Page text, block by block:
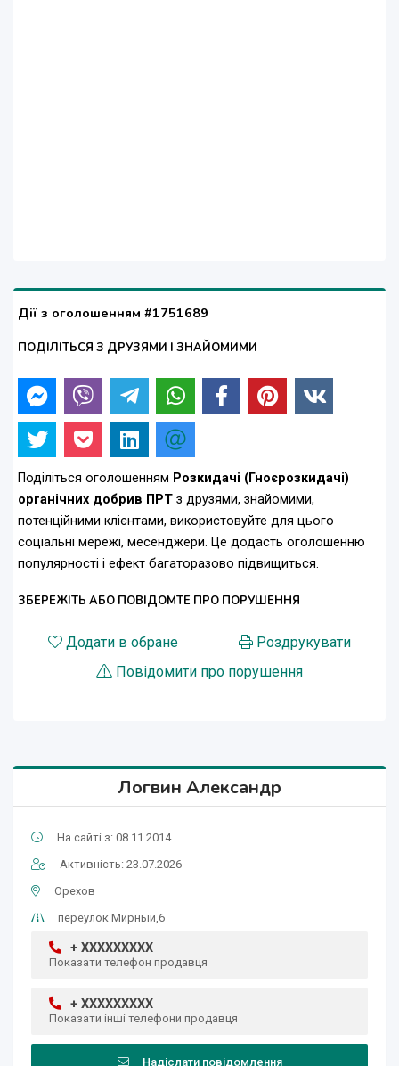
Дії з оголошенням #1751689
ПОДІЛІТЬСЯ З ДРУЗЯМИ І ЗНАЙОМИМИ
Поділіться оголошенням Розкидачі (Гноєрозкидачі)
органічних добрив ПРТ з друзями, знайомими,
потенційними клієнтами, використовуйте для цього
соціальні мережі, месенджери. Це додасть оголошенню
популярності і ефект багаторазово підвищиться.
ЗБЕРЕЖІТЬ АБО ПОВІДОМТЕ ПРО ПОРУШЕННЯ
Додати в обране
Роздрукувати
Повідомити про порушення
Логвин Александр
На сайті з: 08.11.2014
Активність: 23.07.2026
Орехов
переулок Мирный,6
+ XXXXXXXXX
Показати телефон продавця
+ XXXXXXXXX
Показати інші телефони продавця
Надіслати повідомлення